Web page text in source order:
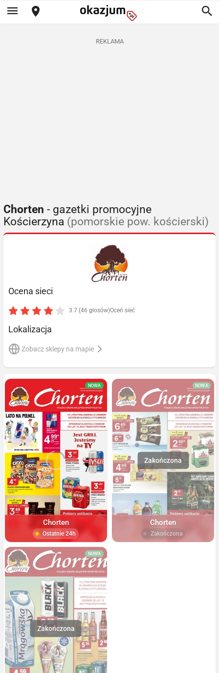
REKLAMA
Chorten - gazetki promocyjne
Kościerzyna (pomorskie pow. kościerski)
Ocena sieci
3.7 (46 głosów)Oceń sieć
Lokalizacja
Zobacz sklepy na mapie
NOWA
Chorten
Ostatnie 24h
NOWA
Chorten
Zakończona
NOWA